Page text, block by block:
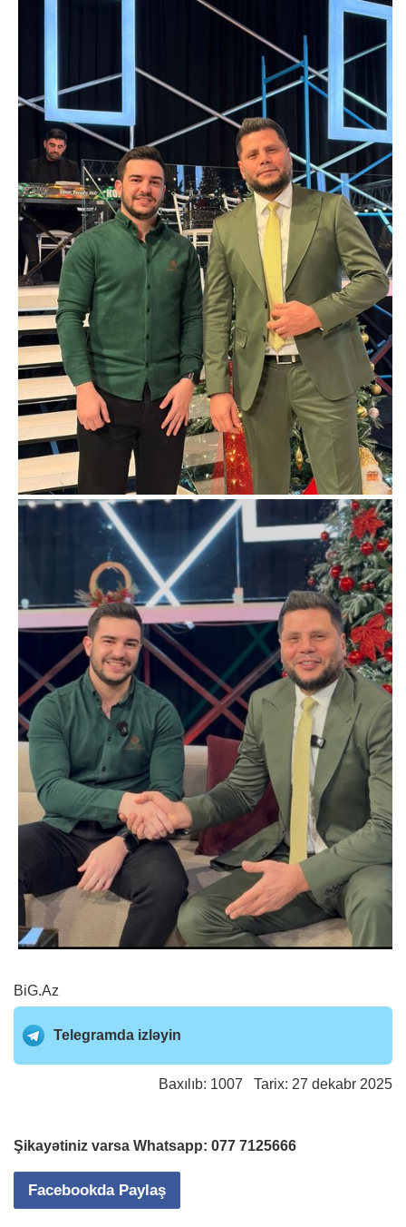
BiG.Az
Telegramda izləyin
Baxılıb: 1007 Tarix: 27 dekabr 2025
Şikayətiniz varsa Whatsapp: 077 7125666
Facebookda Paylaş